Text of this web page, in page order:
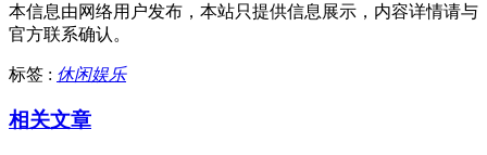
本信息由网络用户发布， 本站只提供信息展示，内容详情请与
官方联系确认。
标签 : 休闲娱乐
相关文章